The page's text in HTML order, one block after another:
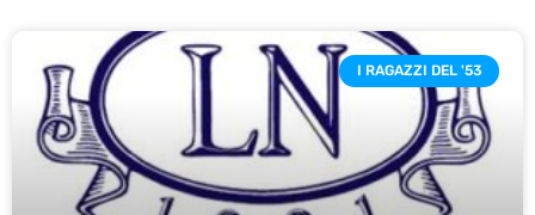
I RAGAZZI DEL '53